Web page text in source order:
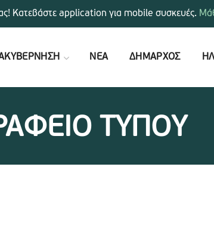
ΝΕΑ ΔΗΜΑΡΧΟΣ
ΤΥΠΟΥ
Κατεβάστε application για mobile συσκευές.